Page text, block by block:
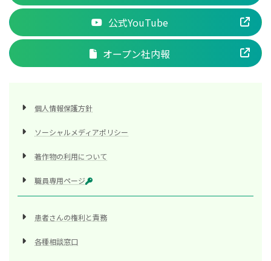
公式YouTube
オープン社内報
個人情報保護方針
ソーシャルメディアポリシー
著作物の利用について
職員専用ページ
患者さんの権利と責務
各種相談窓口